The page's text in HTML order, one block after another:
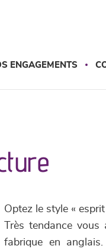
ENGAGEMENTS
Optez le style «
Très tendance
fabrique en